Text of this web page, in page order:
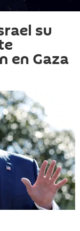
su
en Gaza